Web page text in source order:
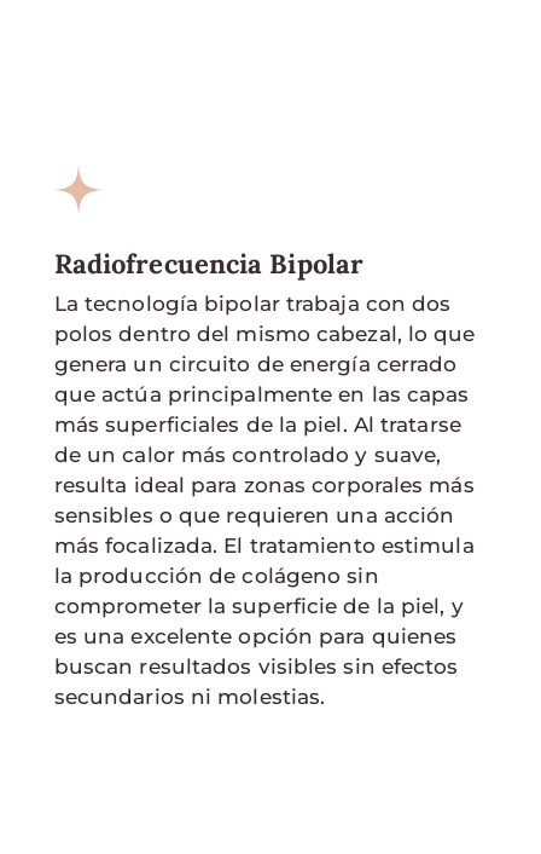
Radiofrecuencia Bipolar
La tecnología bipolar trabaja con dos
polos dentro del mismo cabezal, lo que
genera un circuito de energía cerrado
que actúa principalmente en las capas
más superficiales de la piel. Al tratarse
de un calor más controlado y suave,
resulta ideal para zonas corporales más
sensibles o que requieren una acción
más focalizada. El tratamiento estimula
la producción de colágeno sin
comprometer la superficie de la piel, y
es una excelente opción para quienes
buscan resultados visibles sin efectos
secundarios ni molestias.